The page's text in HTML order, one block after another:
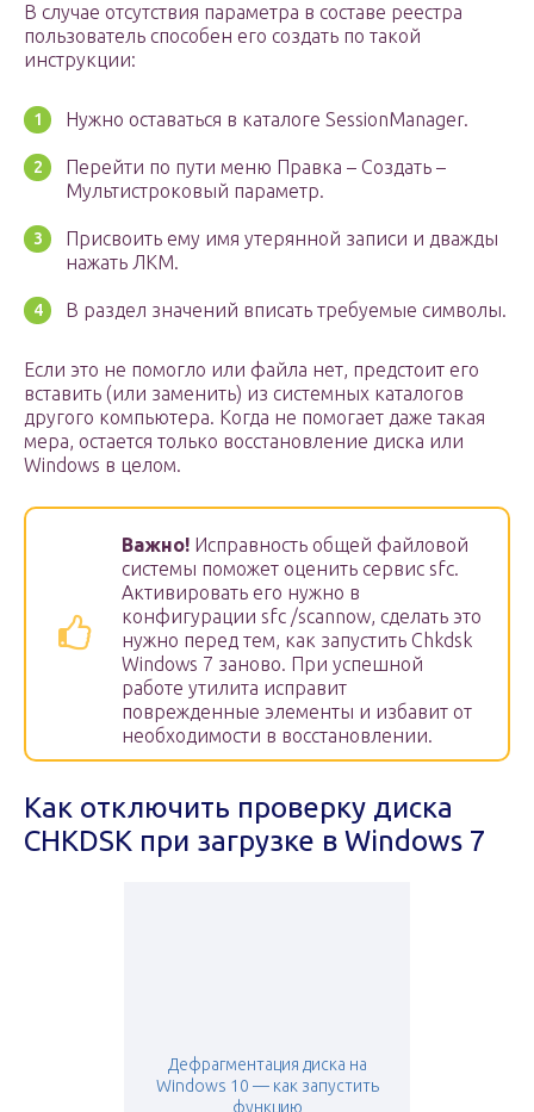
В случае отсутствия параметра в составе реестра
пользователь способен его создать по такой
инструкции:
Нужно оставаться в каталоге SessionManager.
Перейти по пути меню Правка – Создать –
Мультистроковый параметр.
Присвоить ему имя утерянной записи и дважды
нажать ЛКМ.
В раздел значений вписать требуемые символы.
Если это не помогло или файла нет, предстоит его
вставить (или заменить) из системных каталогов
другого компьютера. Когда не помогает даже такая
мера, остается только восстановление диска или
Windows в целом.
Важно! Исправность общей файловой
системы поможет оценить сервис sfc.
Активировать его нужно в
конфигурации sfc /scannow, сделать это
нужно перед тем, как запустить Chkdsk
Windows 7 заново. При успешной
работе утилита исправит
поврежденные элементы и избавит от
необходимости в восстановлении.
Как отключить проверку диска
CHKDSK при загрузке в Windows 7
Дефрагментация диска на
Windows 10 — как запустить
функцию